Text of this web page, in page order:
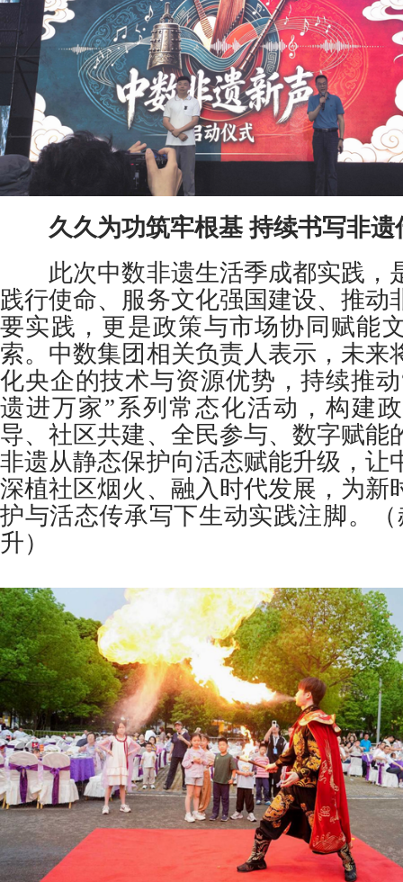
久久为功筑牢根基 持续书写非遗
此次中数非遗生活季成都实践，
践行使命、服务文化强国建设、推动
要实践，更是政策与市场协同赋能
索。中数集团相关负责人表示，未来
化央企的技术与资源优势，持续推
遗进万家”系列常态化活动，构建
导、社区共建、全民参与、数字赋能
非遗从静态保护向活态赋能升级，让
深植社区烟火、融入时代发展，为新
护与活态传承写下生动实践注脚。
升）